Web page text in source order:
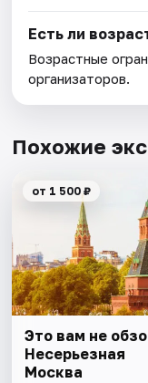
Есть ли
Возрастные
организаторов.
Похожие
от 1 500 ₽
Это вам не
Несерьезная
Москва